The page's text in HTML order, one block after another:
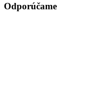
Odporúčame